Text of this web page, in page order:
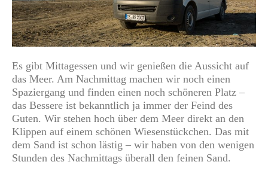
Es gibt Mittagessen und wir genießen die Aussicht auf
das Meer. Am Nachmittag machen wir noch einen
Spaziergang und finden einen noch schöneren Platz –
das Bessere ist bekanntlich ja immer der Feind des
Guten. Wir stehen hoch über dem Meer direkt an den
Klippen auf einem schönen Wiesenstückchen. Das mit
dem Sand ist schon lästig – wir haben von den wenigen
Stunden des Nachmittags überall den feinen Sand.